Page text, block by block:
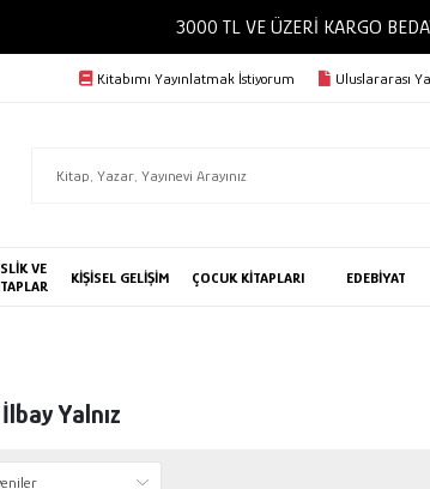
3000 TL VE ÜZERİ KARGO
Kitabımı Yayınlatmak İstiyorum Uluslararası
VE
KİŞİSEL GELİŞİM ÇOCUK KİTAPLARI EDEBİYAT
Yalnız